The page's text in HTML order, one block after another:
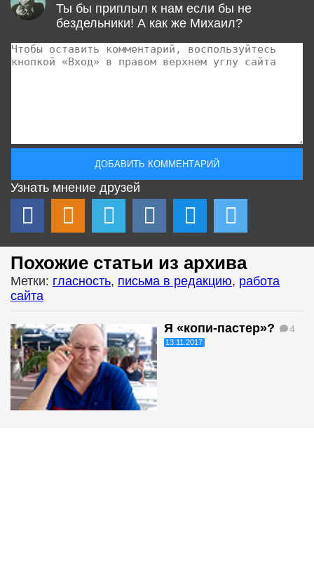
Ты бы приплыл к нам если бы не
бездельники! А как же Михаил?
Узнать мнение друзей
Похожие статьи из архива
Метки: гласность, письма в редакцию, работа
сайта
Я «копи-пастер»? 4
13.11.2017